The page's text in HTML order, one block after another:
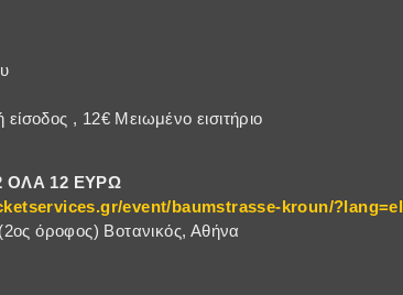
είσοδος , 12€ Μειωμένο εισιτήριο
ΟΛΑ 12 ΕΥΡΩ
event/baumstrasse-kroun/?lang=el
όροφος) Βοτανικός, Αθήνα